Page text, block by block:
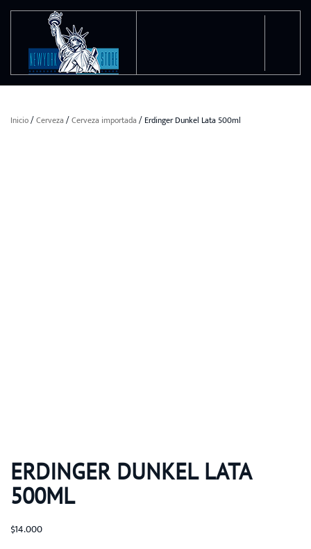
Ir al contenido principal
Inicio/Cerveza /Cerveza importada / Erdinger Dunkel Lata 500ml
ERDINGER DUNKEL LATA
500ML
$14.000